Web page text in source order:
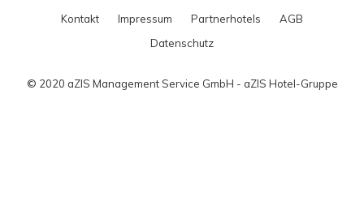
Kontakt Impressum Partnerhotels
AGB
Datenschutz
© 2020 aZIS Management Service GmbH - aZIS Hotel-Gruppe